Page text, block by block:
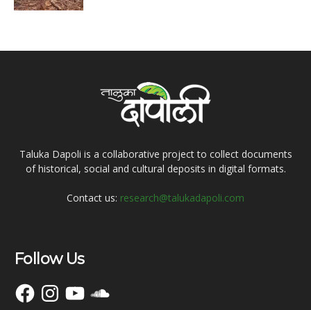
Taluka Dapoli is a collaborative project to collect documents
of historical, social and cultural deposits in digital formats.
Contact us: research@talukadapoli.com
Follow Us
FacebookInstagramYouTubeSoundCloud